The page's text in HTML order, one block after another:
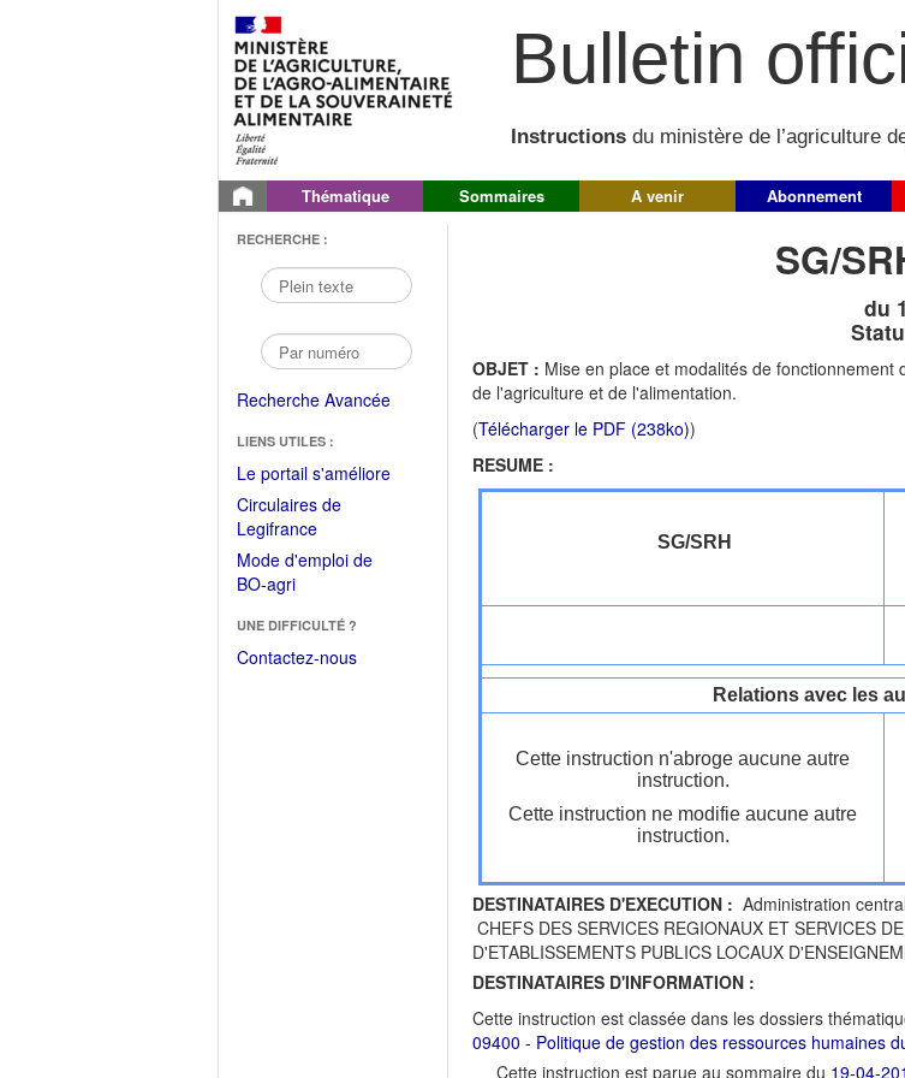
Bulletin
Instructions du ministère de l’agriculture
Thématique Sommaires A venir Abonnement
RECHERCHE :
Recherche Avancée
LIENS UTILES :
Le portail s'améliore(Fichier
Circulaires de
Legifrance(Ouvrir
dans
une
fenêtre)
Mode d'emploi de
BO-agri(Ouvrir
une
nouvelle
UNE DIFFICULTÉ ?
Contactez-nous
SG/
du
OBJET : Mise en place et modalités de
de l'agriculture et de l'alimentation.
(Télécharger le PDF (238ko))
RESUME :
SG/SRH
Relations avec les
Cette instruction n'abroge aucune autre
instruction.
Cette instruction ne modifie aucune autre
instruction.
DESTINATAIRES D'EXECUTION : Administration
CHEFS DES SERVICES REGIONAUX ET SERVICES
D'ETABLISSEMENTS PUBLICS LOCAUX
DESTINATAIRES D'INFORMATION :
Cette instruction est classée dans les dossiers
09400 - Politique de gestion des ressources humaines
Cette instruction est parue au sommaire du 19-04-